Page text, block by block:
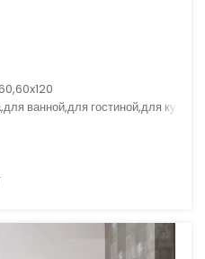
ванной,для гостиной,для кухни